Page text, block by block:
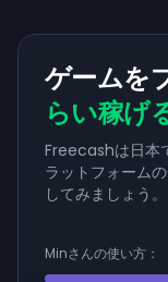
ゲームを
らい稼げ
Freecashは日本
ラットフォーム
してみましょう。
Minさんの使い方：